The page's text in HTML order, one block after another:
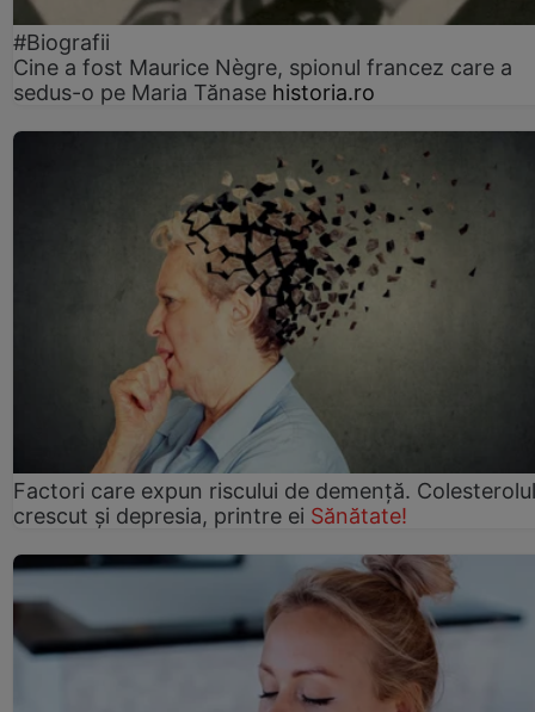
#Biografii
Cine a fost Maurice Nègre, spionul francez care a
sedus-o pe Maria Tănase historia.ro
Factori care expun riscului de demență. Colesterolul
crescut şi depresia, printre ei Sănătate!